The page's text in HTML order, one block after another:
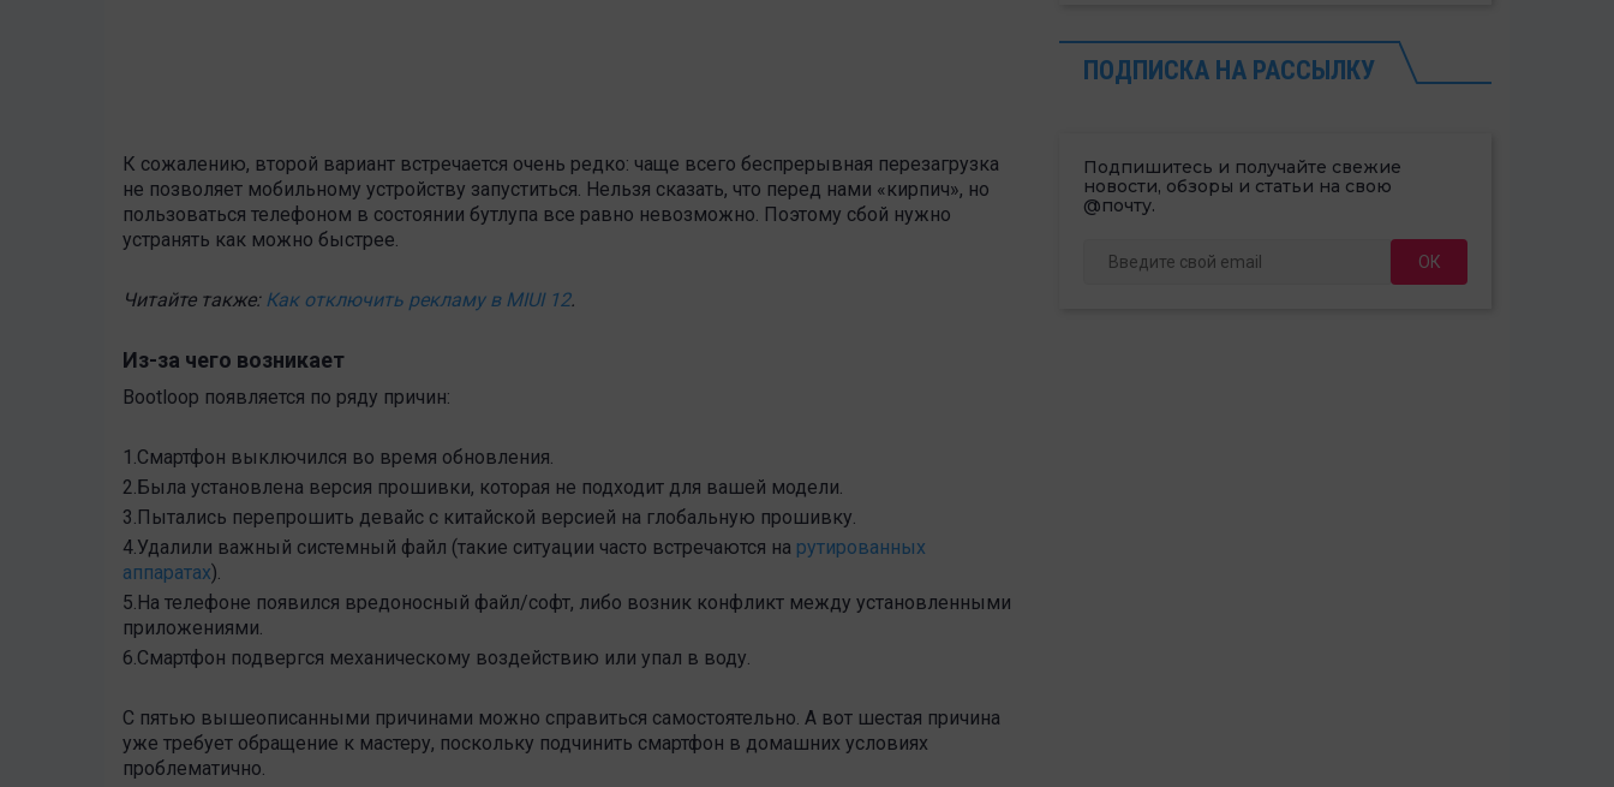
К сожалению, второй вариант встречается очень редко: чаще всего беспрерывная перезагрузка
не позволяет мобильному устройству запуститься. Нельзя сказать, что перед нами «кирпич», но
пользоваться телефоном в состоянии бутлупа все равно невозможно. Поэтому сбой нужно
устранять как можно быстрее.
Читайте также: Как отключить рекламу в MIUI 12.
Из-за чего возникает
Bootloop появляется по ряду причин:
1.Смартфон выключился во время обновления.
2.Была установлена версия прошивки, которая не подходит для вашей модели.
3.Пытались перепрошить девайс с китайской версией на глобальную прошивку.
4.Удалили важный системный файл (такие ситуации часто встречаются на рутированных
аппаратах).
5.На телефоне появился вредоносный файл/софт, либо возник конфликт между установленными
приложениями.
6.Смартфон подвергся механическому воздействию или упал в воду.
С пятью вышеописанными причинами можно справиться самостоятельно. А вот шестая причина
уже требует обращение к мастеру, поскольку подчинить смартфон в домашних условиях
проблематично.
ПОДПИСКА НА РАССЫЛКУ
Подпишитесь и получайте свежие
новости, обзоры и статьи на свою
@почту.
ОК